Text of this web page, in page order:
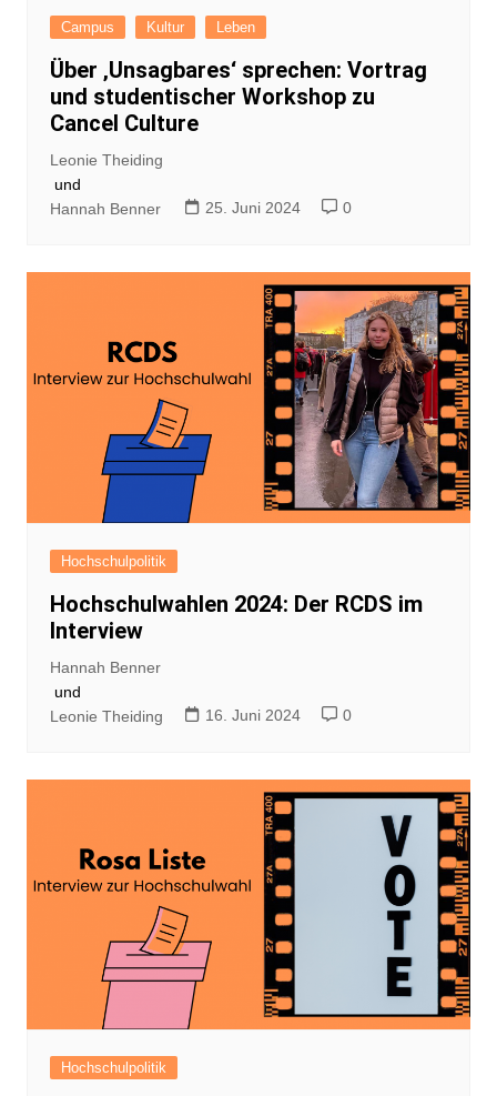
Campus Kultur Leben
Über ‚Unsagbares‘ sprechen: Vortrag
und studentischer Workshop zu
Cancel Culture
Leonie Theiding
und
Hannah Benner
25. Juni 2024 0
Hochschulpolitik
Hochschulwahlen 2024: Der RCDS im
Interview
Hannah Benner
und
Leonie Theiding
16. Juni 2024 0
Hochschulpolitik